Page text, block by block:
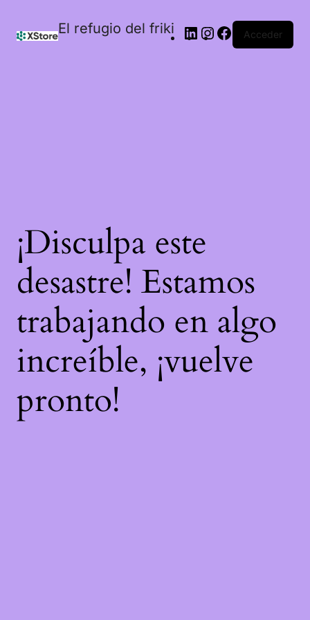
El refugio del friki Acceder
¡Disculpa este
desastre! Estamos
trabajando en algo
increíble, ¡vuelve
pronto!